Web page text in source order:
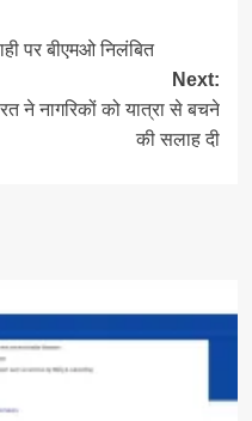
पर बीएमओ निलंबित
Next:
ने नागरिकों को यात्रा से बचने
की सलाह दी